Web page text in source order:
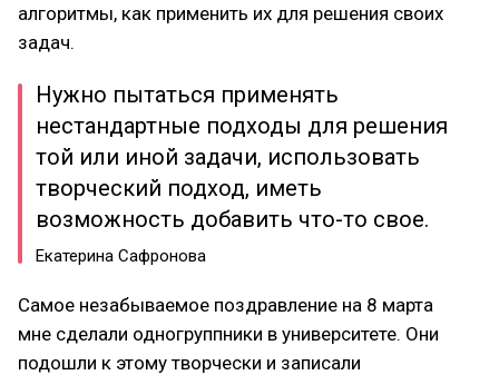
алгоритмы, как применить их для решения своих
задач.
Нужно пытаться применять
нестандартные подходы для решения
той или иной задачи, использовать
творческий подход, иметь
возможность добавить что-то свое.
Екатерина Сафронова
Самое незабываемое поздравление на 8 марта
мне сделали одногруппники в университете. Они
подошли к этому творчески и записали